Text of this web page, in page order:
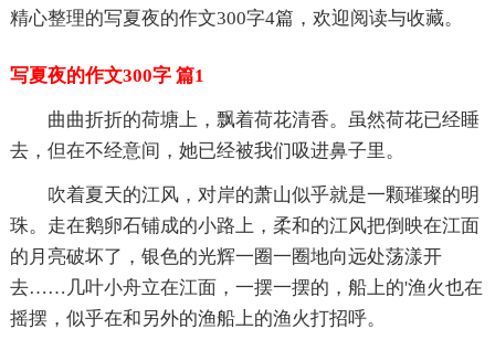
精心整理的写夏夜的作文300字4篇，欢迎阅读与收藏。
写夏夜的作文300字 篇1
曲曲折折的荷塘上，飘着荷花清香。虽然荷花已经睡
去，但在不经意间，她已经被我们吸进鼻子里。
吹着夏天的江风，对岸的萧山似乎就是一颗璀璨的明
珠。走在鹅卵石铺成的小路上，柔和的江风把倒映在江面
的月亮破坏了，银色的光辉一圈一圈地向远处荡漾开
去……几叶小舟立在江面，一摆一摆的，船上的'渔火也在
摇摆，似乎在和另外的渔船上的渔火打招呼。